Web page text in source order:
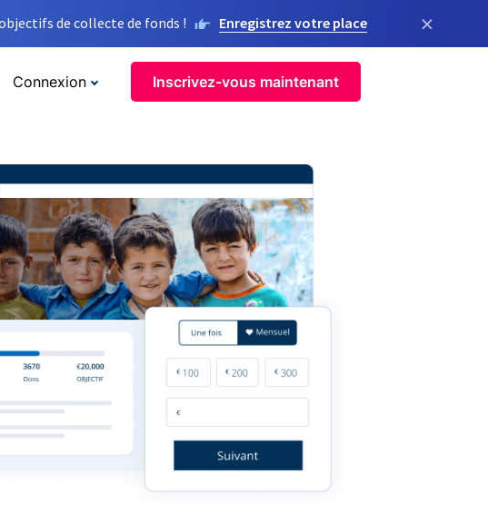
de collecte de fonds ! Enregistrez votre place ×
Connexion Inscrivez-vous maintenant